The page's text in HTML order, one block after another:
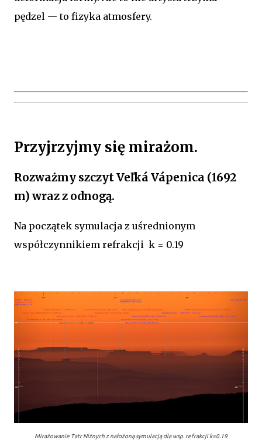
pędzel — to fizyka atmosfery.
Przyjrzyjmy się mirażom.
Rozważmy szczyt Veľká Vápenica (1692
m) wraz z odnogą.
Na początek symulacja z uśrednionym
współczynnikiem refrakcji k = 0.19
Mirażowanie Tatr Niżnych z nałożoną symulacją dla wsp. refrakcji k=0.19